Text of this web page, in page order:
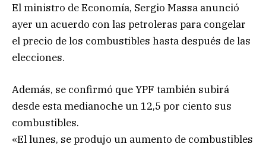
El ministro de Economía, Sergio Massa anunció
ayer un acuerdo con las petroleras para congelar
el precio de los combustibles hasta después de las
elecciones.
Además, se confirmó que YPF también subirá
desde esta medianoche un 12,5 por ciento sus
combustibles.
«El lunes, se produjo un aumento de combustibles